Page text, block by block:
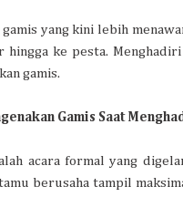
gamis yang kini lebih
hingga ke pesta.
gamis.
Gamis Saat
acara formal yang
berusaha tampil